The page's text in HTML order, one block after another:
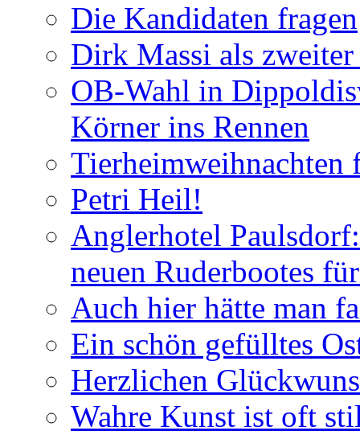
Die Kandidaten fragen
Dirk Massi als
OB-Wahl in
Körner ins Rennen
Tierheimweihnachten
Petri Heil!
Anglerhotel
neuen Ruderbootes
Auch hier hätte man
Ein schön gefülltes
Herzlichen
Wahre Kunst ist oft